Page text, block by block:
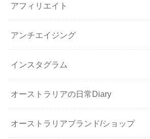
アフィリエイト
アンチエイジング
インスタグラム
オーストラリアの日常Diary
オーストラリアブランド/ショップ